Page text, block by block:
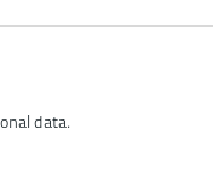
data.